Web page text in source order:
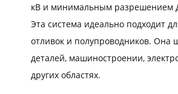
кВ и минимальным
Эта система идеально подходит
отливок и полупроводников. Она
деталей, машиностроении,
других областях.